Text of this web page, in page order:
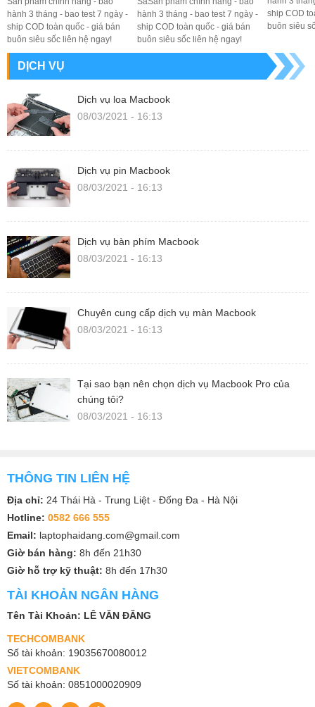
hành 3 tháng - bao test 7 ngày -
ship COD toàn quốc - giá bán
buôn siêu sốc liên hệ ngay!
hành 3 tháng - bao test 7 ngày -
ship COD toàn quốc - giá bán
buôn siêu sốc liên hệ ngay!
ship COD
buôn siêu
DỊCH VỤ
Dịch vụ loa Macbook
08/03/2021 - 16:13
Dịch vụ pin Macbook
08/03/2021 - 16:13
Dịch vụ bàn phím Macbook
08/03/2021 - 16:13
Chuyên cung cấp dịch vụ màn Macbook
08/03/2021 - 16:13
Tại sao bạn nên chọn dịch vụ Macbook Pro của
chúng tôi?
08/03/2021 - 16:13
THÔNG TIN LIÊN HỆ
Địa chỉ: 24 Thái Hà - Trung Liệt - Đống Đa - Hà Nội
Hotline: 0582 666 555
Email: laptophaidang.com@gmail.com
Giờ bán hàng: 8h đến 21h30
Giờ hỗ trợ kỹ thuật: 8h đến 17h30
TÀI KHOẢN NGÂN HÀNG
Tên Tài Khoản: LÊ VĂN ĐĂNG
TECHCOMBANK
Số tài khoản: 19035670080012
VIETCOMBANK
Số tài khoản: 0851000020909